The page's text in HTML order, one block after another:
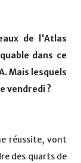
de l'Atlas
dans ce
Mais lesquels
vendredi ?
réussite, vont
des quarts de